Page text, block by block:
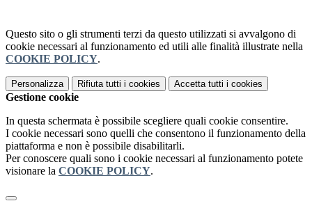
Questo sito o gli strumenti terzi da questo utilizzati si avvalgono di
cookie necessari al funzionamento ed utili alle finalità illustrate nella
COOKIE POLICY.
Personalizza Rifiuta tutti i cookies Accetta tutti i cookies
Gestione cookie
In questa schermata è possibile scegliere quali cookie consentire.
I cookie necessari sono quelli che consentono il funzionamento della
piattaforma e non è possibile disabilitarli.
Per conoscere quali sono i cookie necessari al funzionamento potete
visionare la COOKIE POLICY.